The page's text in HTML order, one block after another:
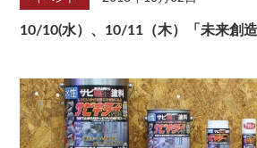
10/10(水）、10/11（木）「未来創